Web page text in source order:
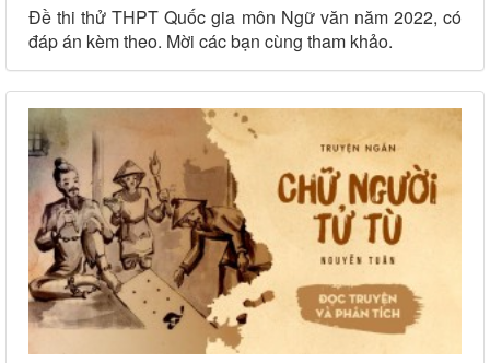
Đề thi thử THPT Quốc gia môn Ngữ văn năm 2022, có
đáp án kèm theo. Mời các bạn cùng tham khảo.